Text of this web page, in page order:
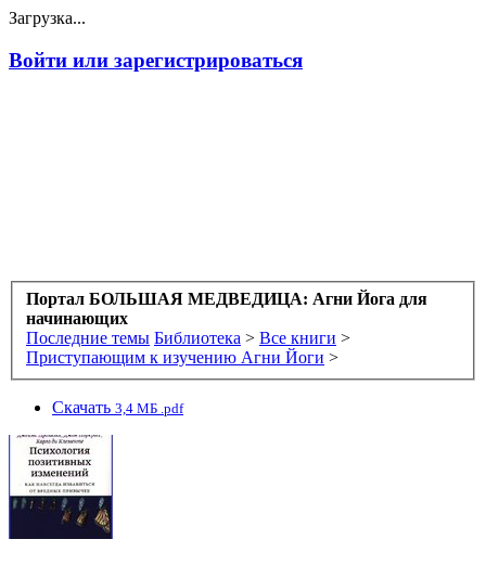
Загрузка...
Войти или зарегистрироваться
Портал БОЛЬШАЯ МЕДВЕДИЦА: Агни Йога для
начинающих
Последние темы Библиотека > Все книги >
Приступающим к изучению Агни Йоги >
Скачать 3,4 МБ .pdf